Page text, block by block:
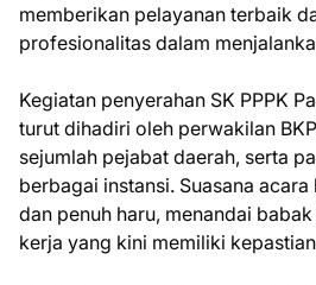
memberikan pelayanan terbaik
profesionalitas dalam
Kegiatan penyerahan SK PPPK
turut dihadiri oleh perwakilan
sejumlah pejabat daerah, serta
berbagai instansi. Suasana
dan penuh haru, menandai
kerja yang kini memiliki